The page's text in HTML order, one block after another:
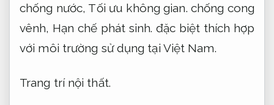
chống nước, Tối ưu không gian. chống cong
vênh, Hạn chế phát sinh. đặc biệt thích hợp
với môi trường sử dụng tại Việt Nam.
Trang trí nội thất.